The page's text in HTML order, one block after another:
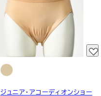
ジュニア・アコーディオンショー